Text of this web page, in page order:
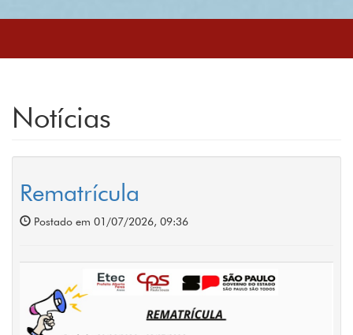
Notícias
Rematrícula
Postado em 01/07/2026, 09:36